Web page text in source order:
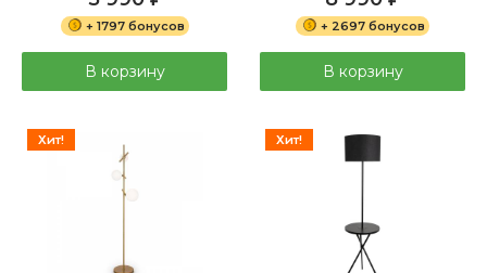
+ 1797 бонусов
В корзину
+ 2697 бонусов
В корзину
Хит! Хит!